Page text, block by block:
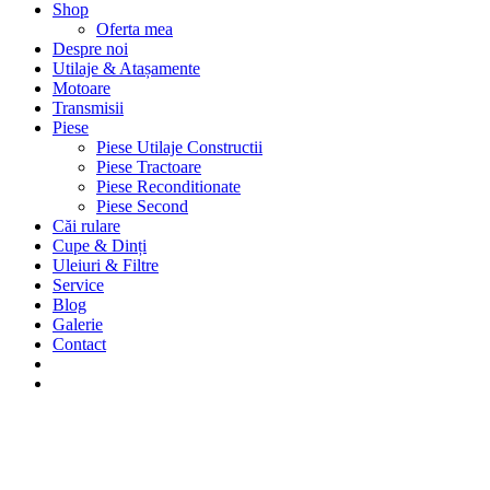
Shop
Oferta mea
Despre noi
Utilaje & Atașamente
Motoare
Transmisii
Piese
Piese Utilaje Constructii
Piese Tractoare
Piese Reconditionate
Piese Second
Căi rulare
Cupe & Dinți
Uleiuri & Filtre
Service
Blog
Galerie
Contact